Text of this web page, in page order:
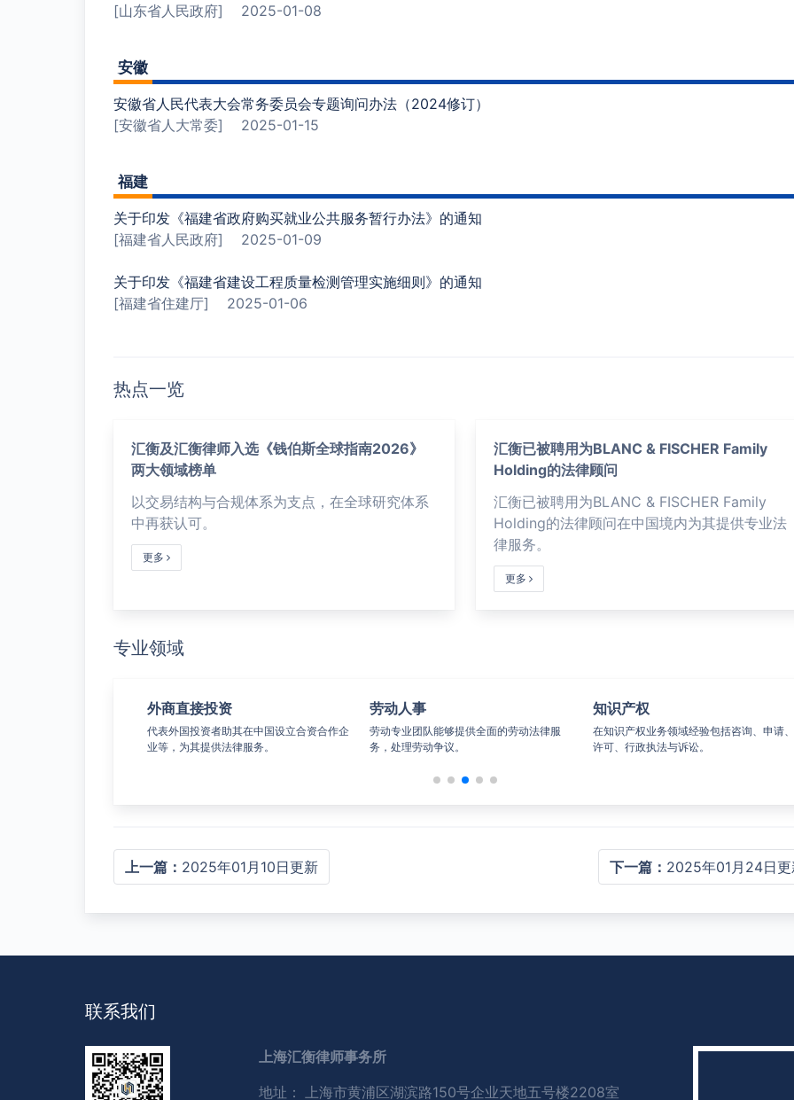
[山东省人民政府] 2025-01-08
安徽
安徽省人民代表大会常务委员会专题询问办法（2024修订）
[安徽省人大常委] 2025-01-15
福建
关于印发《福建省政府购买就业公共服务暂行办法》的通知
[福建省人民政府] 2025-01-09
关于印发《福建省建设工程质量检测管理实施细则》的通知
[福建省住建厅] 2025-01-06
热点一览
汇衡及汇衡律师入选《钱伯斯全球指南2026》
两大领域榜单
以交易结构与合规体系为支点，在全球研究体系
中再获认可。
更多
汇衡已被聘用为BLANC & FISCHER Family
Holding的法律顾问
汇衡已被聘用为BLANC & FISCHER Family
Holding的法律顾问在中国境内为其提供专业法
律服务。
更多
专业领域
外商直接投资
代表外国投资者助其在中国设立合资合作企
业等，为其提供法律服务。
劳动人事
劳动专业团队能够提供全面的劳动法律服
务，处理劳动争议。
知识产权
在知识产权业务领域经验包括咨询、申请、
许可、行政执法与诉讼。
上一篇： 2025年01月10日更新 下一篇： 2025年01月24日更
联系我们
上海汇衡律师事务所
地址：
上海市黄浦区湖滨路150号企业天地五号楼2208室